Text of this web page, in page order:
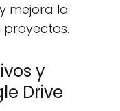
mejora la
proyectos.
y
Drive